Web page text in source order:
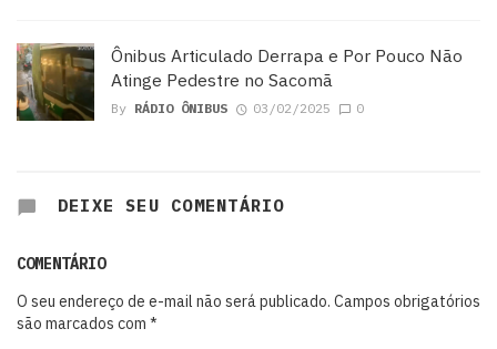
Ônibus Articulado Derrapa e Por Pouco Não
Atinge Pedestre no Sacomã
By RÁDIO ÔNIBUS 03/02/2025 0
DEIXE SEU COMENTÁRIO
COMENTÁRIO
O seu endereço de e-mail não será publicado. Campos obrigatórios
são marcados com *